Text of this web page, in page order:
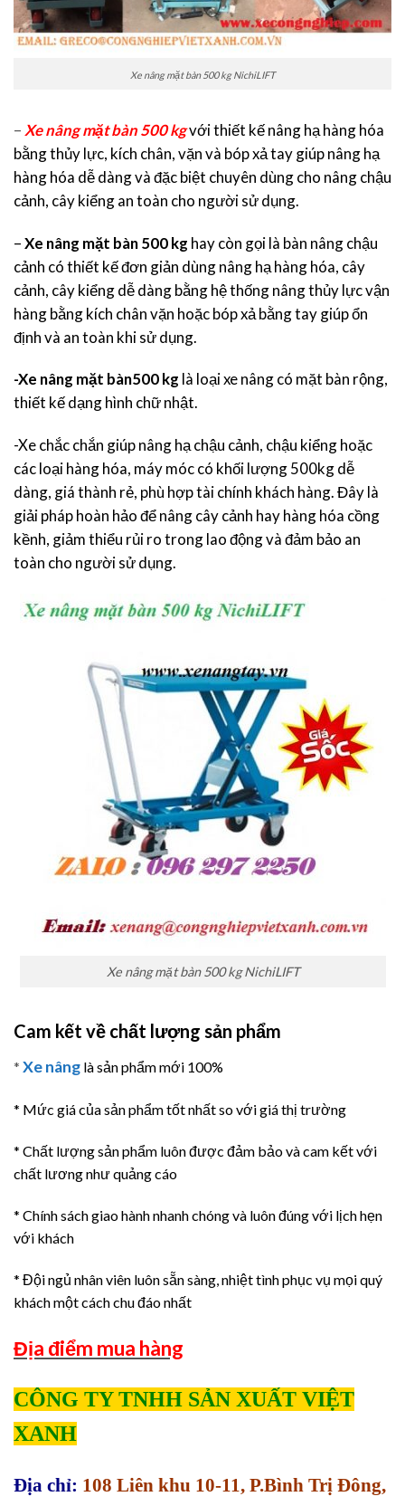
Xe nâng mặt bàn 500 kg NichiLIFT
– Xe nâng mặt bàn 500 kgvới thiết kế nâng hạ hàng hóa
bằng thủy lực, kích chân, vặn và bóp xả tay giúp nâng hạ
hàng hóa dễ dàng và đặc biệt chuyên dùng cho nâng chậu
cảnh, cây kiểng an toàn cho người sử dụng.
–Xe nâng mặt bàn 500 kg hay còn gọi là bàn nâng chậu
cảnh có thiết kế đơn giản dùng nâng hạ hàng hóa, cây
cảnh, cây kiểng dễ dàng bằng hệ thống nâng thủy lực vận
hàng bằng kích chân vặn hoặc bóp xả bằng tay giúp ổn
định và an toàn khi sử dụng.
-Xe nâng mặt bàn500 kg là loại xe nâng có mặt bàn rộng,
thiết kế dạng hình chữ nhật.
-Xe chắc chắn giúp nâng hạ chậu cảnh, chậu kiểng hoặc
các loại hàng hóa, máy móc có khối lượng 500kg dễ
dàng, giá thành rẻ, phù hợp tài chính khách hàng. Đây là
giải pháp hoàn hảo để nâng cây cảnh hay hàng hóa cồng
kềnh, giảm thiểu rủi ro trong lao động và đảm bảo an
toàn cho người sử dụng.
Xe nâng mặt bàn 500 kg NichiLIFT
Cam kết về chất lượng sản phẩm
* Xe nâng là sản phẩm mới 100%
* Mức giá của sản phẩm tốt nhất so với giá thị trường
* Chất lượng sản phẩm luôn được đảm bảo và cam kết với
chất lương như quảng cáo
* Chính sách giao hành nhanh chóng và luôn đúng với lịch hẹn
với khách
* Đội ngủ nhân viên luôn sẵn sàng, nhiệt tình phục vụ mọi quý
khách một cách chu đáo nhất
Địa điểm mua hàng
CÔNG TY TNHH SẢN XUẤT VIỆT
XANH
Địa chỉ: 108 Liên khu 10-11, P.Bình Trị Đông,